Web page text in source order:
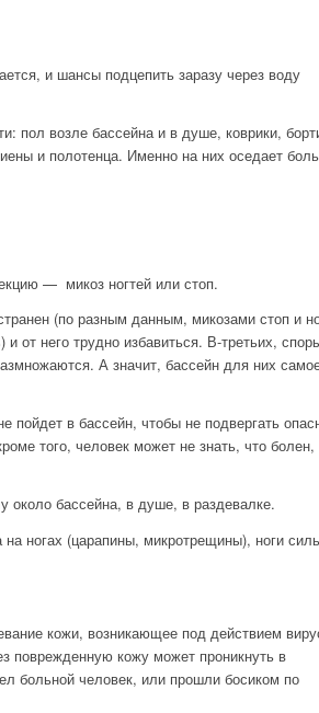
и шансы подцепить заразу через воду
пол возле бассейна и в душе, коврики,
и полотенца. Именно на них оседает
— микоз ногтей или стоп.
(по разным данным, микозами стоп и
от него трудно избавиться. В-третьих,
А значит, бассейн для них
пойдет в бассейн, чтобы не подвергать
того, человек может не знать, что болен,
около бассейна, в душе, в раздевалке.
ногах (царапины, микротрещины), ноги
кожи, возникающее под действием
поврежденную кожу может проникнуть в
больной человек, или прошли босиком по